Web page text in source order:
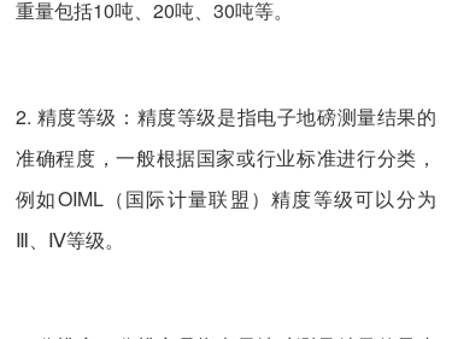
重量包括10吨、20吨、30吨等。
2. 精度等级：精度等级是指电子地磅测量结果的
准确程度，一般根据国家或行业标准进行分类，
例如OIML（国际计量联盟）精度等级可以分为
Ⅲ、Ⅳ等级。